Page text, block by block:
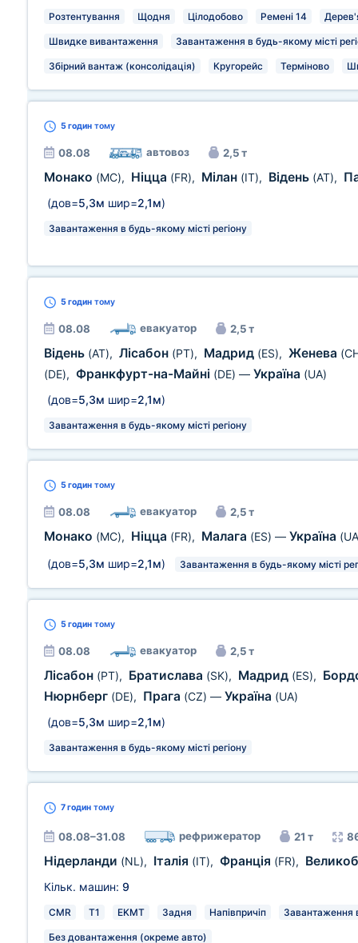
Розтентування Щодня Цілодобово Ремені 14
Швидке вивантаження Завантаження в будь-якому місті
Збірний вантаж (консолідація) Кругорейс Терміново
5 годин тому
08.08 автовоз 2,5 т
Монако (MC), Ніцца (FR), Мілан (IT), Відень (AT),
(дов=5,3м шир=2,1м)
Завантаження в будь-якому місті регіону
5 годин тому
08.08 евакуатор 2,5 т
Відень (AT), Лісабон (PT), Мадрид (ES), Женева
(DE), Франкфурт-на-Майні (DE) — Україна (UA)
(дов=5,3м шир=2,1м)
Завантаження в будь-якому місті регіону
5 годин тому
08.08 евакуатор 2,5 т
Монако (MC), Ніцца (FR), Малага (ES) — Україна
(дов=5,3м шир=2,1м) Завантаження в будь-якому місті
5 годин тому
08.08 евакуатор 2,5 т
Лісабон (PT), Братислава (SK), Мадрид (ES),
Нюрнберг (DE), Прага (CZ) — Україна (UA)
(дов=5,3м шир=2,1м)
Завантаження в будь-якому місті регіону
7 годин тому
08.08–31.08 рефрижератор 21 т
Нідерланди (NL), Італія (IT), Франція (FR),
Кільк. машин: 9
CMR T1 EKMT Задня Напівпричіп Завантаження
Без довантаження (окреме авто)